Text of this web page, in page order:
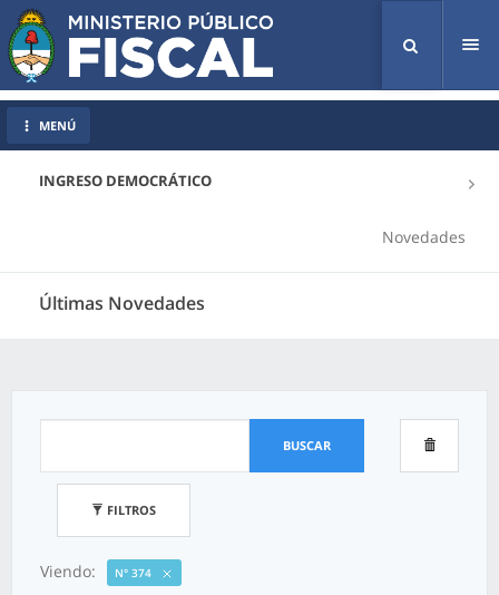
INGRESO DEMOCRÁTICO
Novedades
Últimas Novedades
MENÚ
BUSCAR
FILTROS
Viendo: N° 374